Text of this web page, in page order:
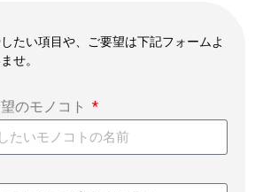
たい項目や、ご要望は下記フォームよ
せ。
のモノコト